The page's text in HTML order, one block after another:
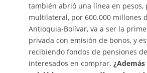
también abrió una línea en pesos,
multilateral, por 600.000 millones
Antioquia-Bolívar, va a ser la
privada con emisión de bonos, y
recibiendo fondos de pensiones
interesados en comprar.